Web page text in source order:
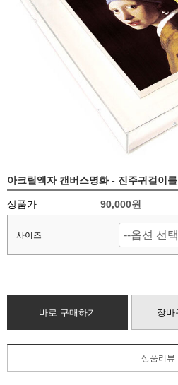
아크릴액자 캔버스명화 - 진주귀걸이
상품가 90,000원
사이즈
바로 구매하기 장바
상품리뷰